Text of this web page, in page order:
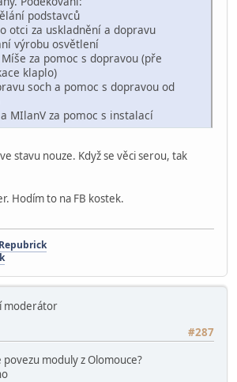
podstavců
otci za uskladnění a dopravu
výrobu osvětlení
za pomoc s dopravou (pře
klaplo)
soch a pomoc s dopravou od
MIlanV za pomoc s instalací
stavu nouze. Když se věci serou, tak
Hodím to na FB kostek.
moderátor
#287
moduly z Olomouce?